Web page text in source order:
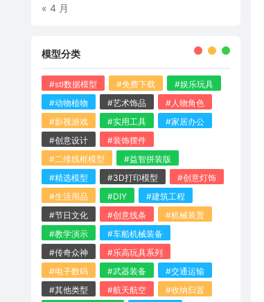
« 4 月
模型分类
#stl数据模型 #免费下载
#娱乐玩具
#动物植物
#艺术饰品
#人物角色
#影视游戏
#实用工具
#家居办公
#创意设计
#装饰摆件
#二维线框模型
#益智拼装版
#精选模型
#3D打印模型
#创意灯饰
#生活用品
#DIY
#建筑工程
#节日文化
#创意线条
#机械装置
#教学演示
#车船机械装备
#传奇众神
#乐高玩具系列
#电子数码
#武器装备
#交通运输
#其他类型
#航天航空
#收纳归置